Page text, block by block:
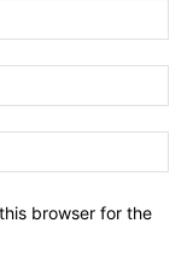
browser for the